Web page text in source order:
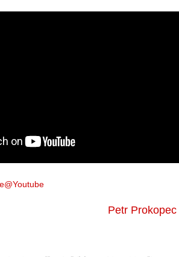
Petr Prokopec